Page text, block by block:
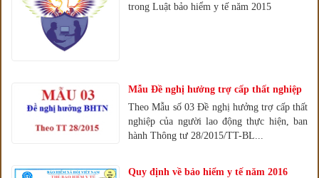
trong Luật bảo hiểm y tế năm 2015
Mẫu Đề nghị hưởng trợ cấp thất nghiệp
Theo Mẫu số 03 Đề nghị hưởng trợ cấp thất
nghiệp của người lao động thực hiện, ban
hành Thông tư 28/2015/TT-BL...
Quy định về bảo hiểm y tế năm 2016